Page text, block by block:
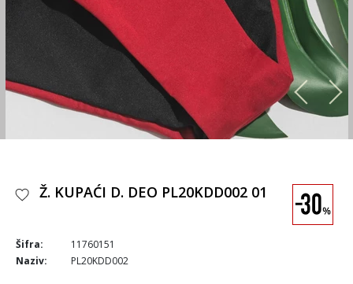
Ž. KUPAĆI D. DEO PL20KDD002 01
Šifra:
11760151
Naziv:
PL20KDD002